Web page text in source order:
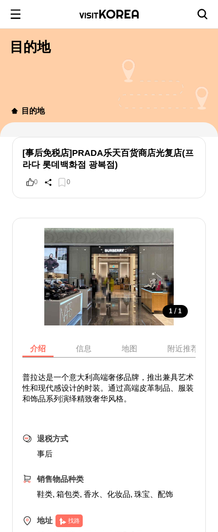
目的地
目的地
[事后免税店]PRADA乐天百货商店光复店(프
라다 롯데백화점 광복점)
0 0
1 / 1
介绍 信息 地图 附近推荐景点
普拉达是一个意大利高端奢侈品牌，推出兼具艺术
性和现代感设计的时装。通过高端皮革制品、服装
和饰品系列演绎精致奢华风格。
退税方式
事后
销售物品种类
鞋类, 箱包类, 香水、化妆品, 珠宝、配饰
地址 找路